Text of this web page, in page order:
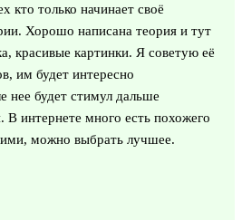
кто только начинает своё
Хорошо написана теория и тут
красивые картинки. Я советую её
им будет интересно
нее будет стимул дальше
В интернете много есть похожего
можно выбрать лучшее.